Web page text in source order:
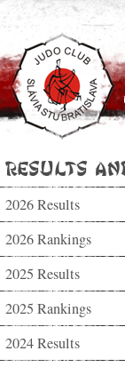
Results
2026 Results
2026 Rankings
2025 Results
2025 Rankings
2024 Results